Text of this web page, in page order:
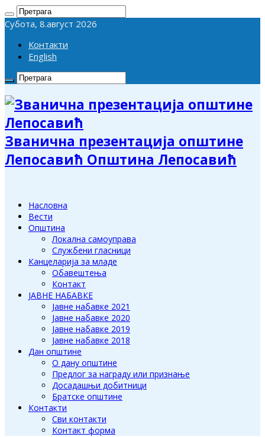
Субота, 8.август 2026
Контакти
English
Званична презентација општине
Лепосавић Општина Лепосавић
Насловна
Вести
Општина
Локална самоуправа
Службени гласници
Канцеларија за младе
Обавештења
Контакт
ЈАВНЕ НАБАВКЕ
Јавне набавке 2021
Јавне набавке 2020
Јавне набавке 2019
Јавне набавке 2018
Дан општине
О дану општине
Предлог за награду или признање
Досадашњи добитници
Братске општине
Контакти
Сви контакти
Контакт форма